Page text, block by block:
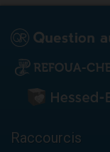
Raccourcis